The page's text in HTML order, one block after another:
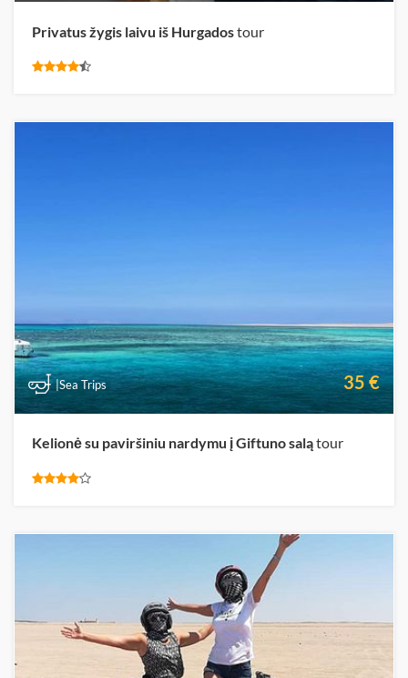
Privatus žygis laivu iš Hurgadostour
|Sea Trips 35 €
Kelionė su paviršiniu nardymu į Giftuno salątour